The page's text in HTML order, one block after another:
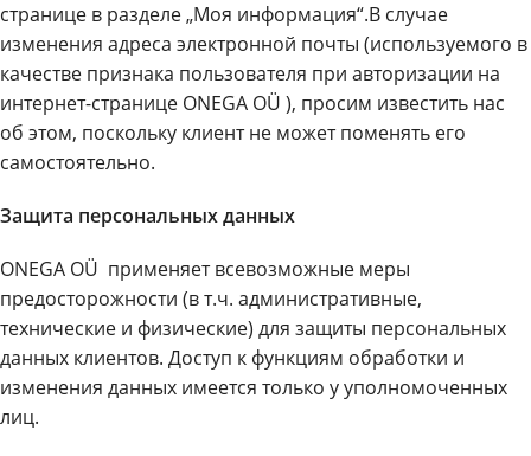
странице в разделе „Моя информация“.В случае
изменения адреса электронной почты (используемого в
качестве признака пользователя при авторизации на
интернет-странице ONEGA OÜ ), просим известить нас
об этом, поскольку клиент не может поменять его
самостоятельно.
Защита персональных данных
ONEGA OÜ применяет всевозможные меры
предосторожности (в т.ч. административные,
технические и физические) для защиты персональных
данных клиентов. Доступ к функциям обработки и
изменения данных имеется только у уполномоченных
лиц.